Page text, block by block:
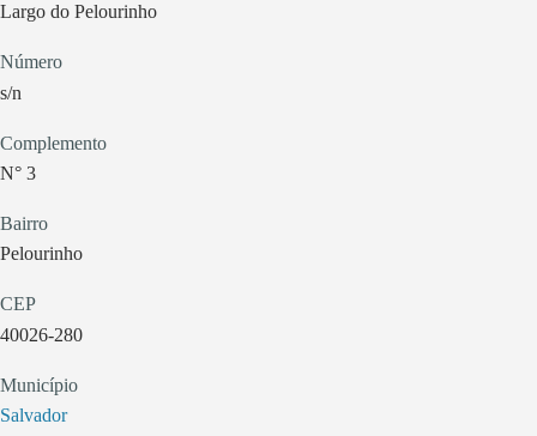
Largo do Pelourinho
Número
s/n
Complemento
N° 3
Bairro
Pelourinho
CEP
40026-280
Município
Salvador